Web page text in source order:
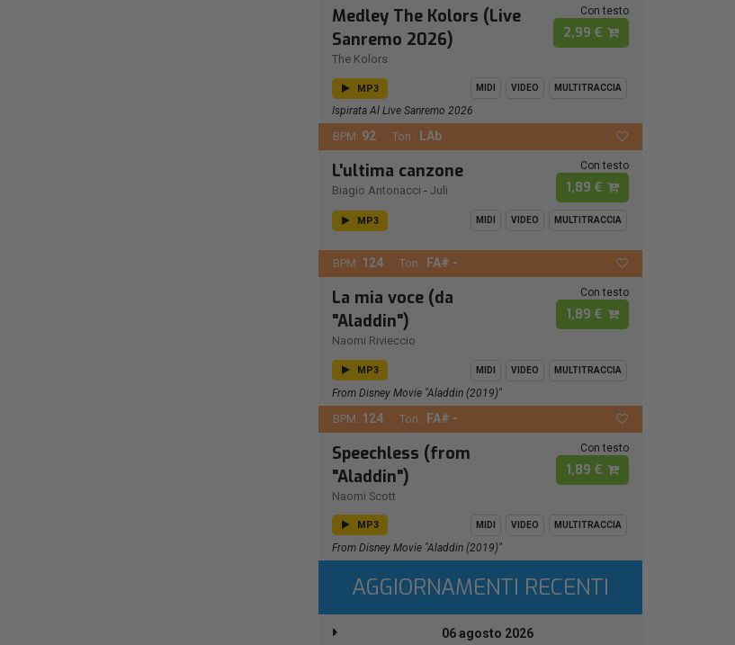
Medley The Kolors (Live
Sanremo 2026)
The Kolors
Con testo
2,99 €
MP3 MIDI VIDEO MULTITRACCIA
Ispirata Al Live Sanremo 2026
BPM: 92 Ton.: LAb
L'ultima canzone
Biagio Antonacci - Juli
Con testo
1,89 €
MP3 MIDI VIDEO MULTITRACCIA
BPM: 124 Ton.: FA# -
La mia voce (da
"Aladdin")
Naomi Rivieccio
Con testo
1,89 €
MP3 MIDI VIDEO MULTITRACCIA
From Disney Movie "Aladdin (2019)"
BPM: 124 Ton.: FA# -
Speechless (from
"Aladdin")
Naomi Scott
Con testo
1,89 €
MP3 MIDI VIDEO MULTITRACCIA
From Disney Movie "Aladdin (2019)"
AGGIORNAMENTI RECENTI
06 agosto 2026